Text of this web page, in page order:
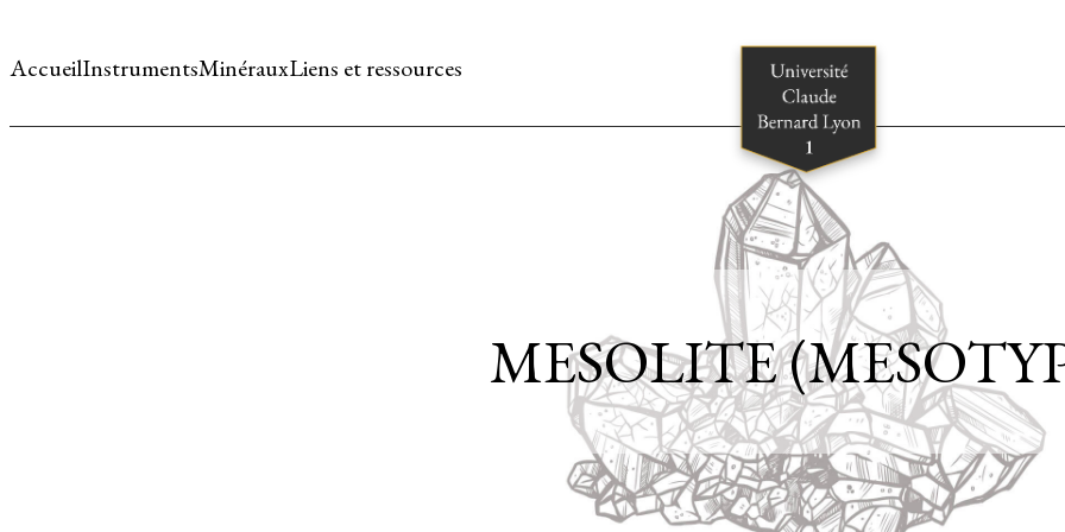
AccueilInstrumentsMinérauxLiens et ressources
MESOLITE